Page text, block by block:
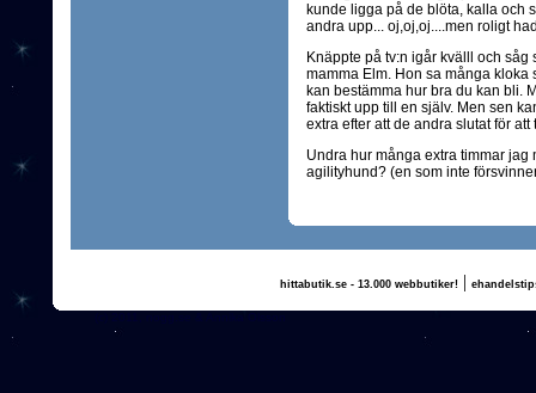
kunde ligga på de blöta, kalla och
andra upp... oj,oj,oj....men roligt
Knäppte på tv:n igår kvälll och
mamma Elm. Hon sa många kloka
kan bestämma hur bra du kan bli.
faktiskt upp till en själv. Men sen
extra efter att de andra slutat för
Undra hur många extra timmar jag
agilityhund? (en som inte
hittabutik.se - 13.000 webbutiker!|